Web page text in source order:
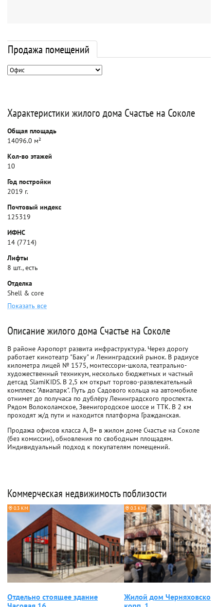
Продажа помещений
Характеристики жилого дома Счастье на Соколе
Общая площадь
14096.0 м²
Кол-во этажей
10
Год постройки
2019 г.
Почтовый индекс
125319
ИФНС
14 (7714)
Лифты
8 шт., есть
Отделка
Shell & core
Показать все
Описание жилого дома Счастье на Соколе
В районе Аэропорт развита инфраструктура. Через дорогу
работает кинотеатр "Баку" и Ленинградский рынок. В радиусе
километра лицей № 1575, монтессори-школа, театрально-
художественный техникум, несколько бюджетных и частный
детсад SlamiKIDS. В 2,5 км открыт торгово-развлекательный
комплекс "Авиапарк". Путь до Садового кольца на автомобиле
отнимет до получаса по дублёру Ленинградского проспекта.
Рядом Волоколамское, Звенигородское шоссе и ТТК. В 2 км
проходят ж/д пути и находится платформа Гражданская.
Продажа офисов класса A, B+ в жилом доме Счастье на Соколе
(без комиссии), обновления по свободным площадям.
Индивидуальный подход к покупателям помещений.
Коммерческая недвижимость поблизости
0.3 КМ
Отдельно стоящее здание
0.3 КМ
Жилой дом